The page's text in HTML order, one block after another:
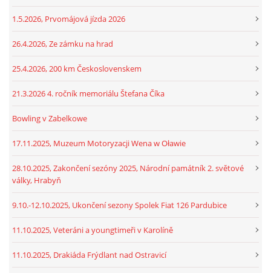
1.5.2026, Prvomájová jízda 2026
26.4.2026, Ze zámku na hrad
25.4.2026, 200 km Československem
21.3.2026 4. ročník memoriálu Štefana Číka
Bowling v Zabelkowe
17.11.2025, Muzeum Motoryzacji Wena w Oławie
28.10.2025, Zakončení sezóny 2025, Národní památník 2. světové
války, Hrabyň
9.10.-12.10.2025, Ukončení sezony Spolek Fiat 126 Pardubice
11.10.2025, Veteráni a youngtimeři v Karolíně
11.10.2025, Drakiáda Frýdlant nad Ostravicí